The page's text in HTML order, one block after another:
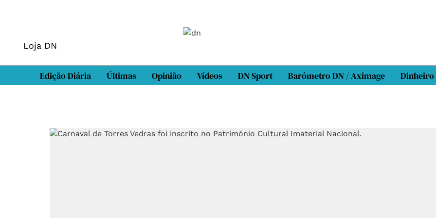
Loja DN
Edição Diária Últimas Opinião Vídeos DN Sport Barómetro DN / Aximage Dinheiro